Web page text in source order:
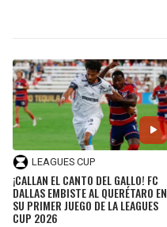
LEAGUES CUP
¡CALLAN EL CANTO DEL GALLO! FC
DALLAS EMBISTE AL QUERÉTARO EN
SU PRIMER JUEGO DE LA LEAGUES
CUP 2026